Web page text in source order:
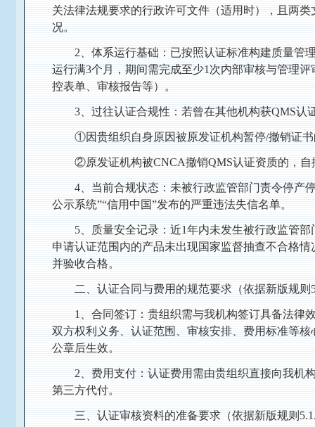
关法律法规要求的行政许可文件（适用时），且两
况。
2、体系运行基础：已按照认证标准构建质量管
运行满3个月，期间需完成至少1次内部审核与管理
控表单、审核报告等）。
3、过往认证合规性：若曾在其他机构获QMS认
①因贵组织自身原因被原发证机构暂停/撤销证
②原发证机构被CNCA撤销QMS认证资质的，自
4、当前合规状态：未被行政监管部门责令停产
公示系统”“信用中国”发布的严重违法失信名单。
5、质量安全记录：近1年内未发生被行政监管
申请认证范围内的产品未出现国家监督抽查不合格
并验收合格。
二、认证合同与费用的规范要求（依据新版规则
1、合同签订：贵组织需与我机构签订具备法律
双方权利义务、认证范围、审核安排、费用标准等
公章后生效。
2、费用支付：认证费用需由贵组织直接向我机
第三方代付。
三、认证审核资料的准备要求（依据新版规则